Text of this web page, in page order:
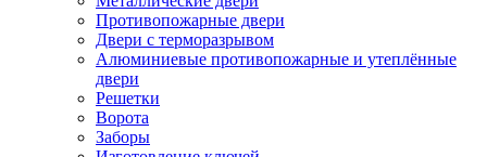
Противопожарные двери
Двери с терморазрывом
Алюминиевые противопожарные и утеплённые
двери
Решетки
Ворота
Заборы